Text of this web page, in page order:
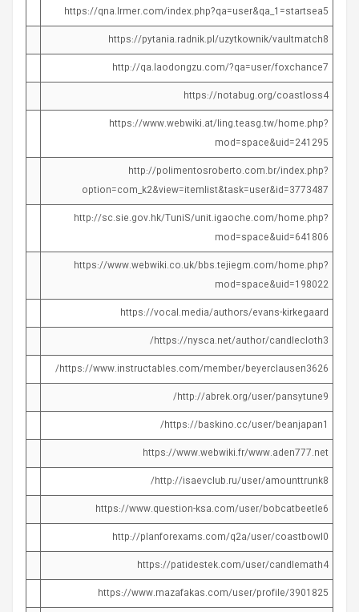
https://qna.lrmer.com/index.php?qa=user&qa_1=startsea5
https://pytania.radnik.pl/uzytkownik/vaultmatch8
http://qa.laodongzu.com/?qa=user/foxchance7
https://notabug.org/coastloss4
https://www.webwiki.at/ling.teasg.tw/home.php?
mod=space&uid=241295
http://polimentosroberto.com.br/index.php?
option=com_k2&view=itemlist&task=user&id=3773487
http://sc.sie.gov.hk/TuniS/unit.igaoche.com/home.php?
mod=space&uid=641806
https://www.webwiki.co.uk/bbs.tejiegm.com/home.php?
mod=space&uid=198022
https://vocal.media/authors/evans-kirkegaard
https://nysca.net/author/candlecloth3/
https://www.instructables.com/member/beyerclausen3626/
http://abrek.org/user/pansytune9/
https://baskino.cc/user/beanjapan1/
https://www.webwiki.fr/www.aden777.net
http://isaevclub.ru/user/amounttrunk8/
https://www.question-ksa.com/user/bobcatbeetle6
http://planforexams.com/q2a/user/coastbowl0
https://patidestek.com/user/candlemath4
https://www.mazafakas.com/user/profile/3901825